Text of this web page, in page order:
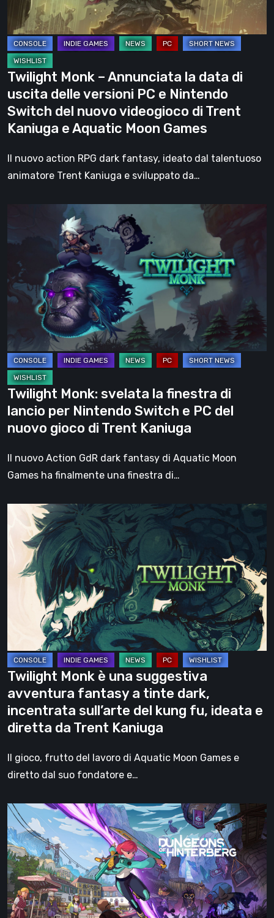
uscita
delle
versioni
PC
e
Nintendo
Switch
del
nuovo
videogioco
Moon
Games
Twilight Monk – Annunciata la data di
uscita delle versioni PC e Nintendo
Switch del nuovo videogioco di Trent
Kaniuga e Aquatic Moon Games
Il nuovo action RPG dark fantasy, ideato dal talentuoso
animatore Trent Kaniuga e sviluppato da…
svelata
finestra
di
Nintendo
Switch
e
PC
del
nuovo
gioco
di
Kaniuga
Twilight Monk: svelata la finestra di
lancio per Nintendo Switch e PC del
nuovo gioco di Trent Kaniuga
Il nuovo Action GdR dark fantasy di Aquatic Moon
Games ha finalmente una finestra di…
Twilight
Monk
suggestiva
avventura
fantasy
tinte
dark,
incentrata
sull’arte
del
kung
fu,
ideata
diretta
da
Trent
Kaniuga
Twilight Monk è una suggestiva
avventura fantasy a tinte dark,
incentrata sull’arte del kung fu, ideata e
diretta da Trent Kaniuga
Il gioco, frutto del lavoro di Aquatic Moon Games e
diretto dal suo fondatore e…
Dungeons
of
Hinterberg
sembra
bellissimo
–
Diamo